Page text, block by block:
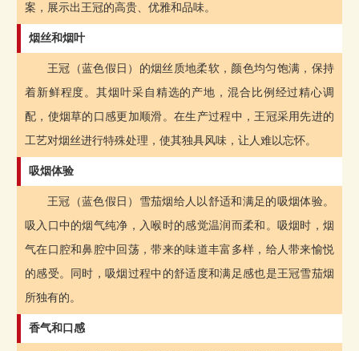
案，展示出王冠的高贵、优雅和品味。
烟丝和烟叶
王冠（蓝色假日）的烟丝质地柔软，颜色均匀饱满，保持
着新鲜程度。其烟叶采自精选的产地，混合比例经过精心调
配，使烟草的口感更加顺滑。在生产过程中，王冠采用先进的
工艺对烟丝进行特殊处理，使其独具风味，让人难以忘怀。
吸烟体验
王冠（蓝色假日）雪茄烟给人以舒适和满足的吸烟体验。
吸入口中的烟气纯净，入喉时的感觉温润而柔和。吸烟时，烟
气在口腔和鼻腔中回荡，带来的味道丰富多样，给人带来愉悦
的感受。同时，吸烟过程中的舒适度和满足感也是王冠雪茄烟
所独有的。
香气和口感